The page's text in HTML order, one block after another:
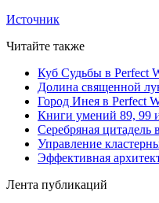
Источник
Читайте также
Куб Судьбы в Perfect
Долина священной
Город Инея в Perfect
Книги умений 89, 99
Серебряная
Управление
Эффективная
Лента публикаций